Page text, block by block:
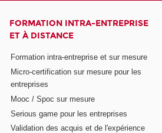
FORMATION INTRA-ENTREPRISE
ET À DISTANCE
Formation intra-entreprise et sur mesure
Micro-certification sur mesure pour les
entreprises
Mooc / Spoc sur mesure
Serious game pour les entreprises
Validation des acquis et de l'expérience